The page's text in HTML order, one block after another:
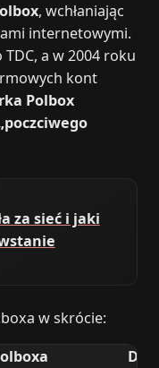
, wchłaniając
internetowymi.
a w 2004 roku
kont
Polbox
za sieć i jaki
w skrócie: